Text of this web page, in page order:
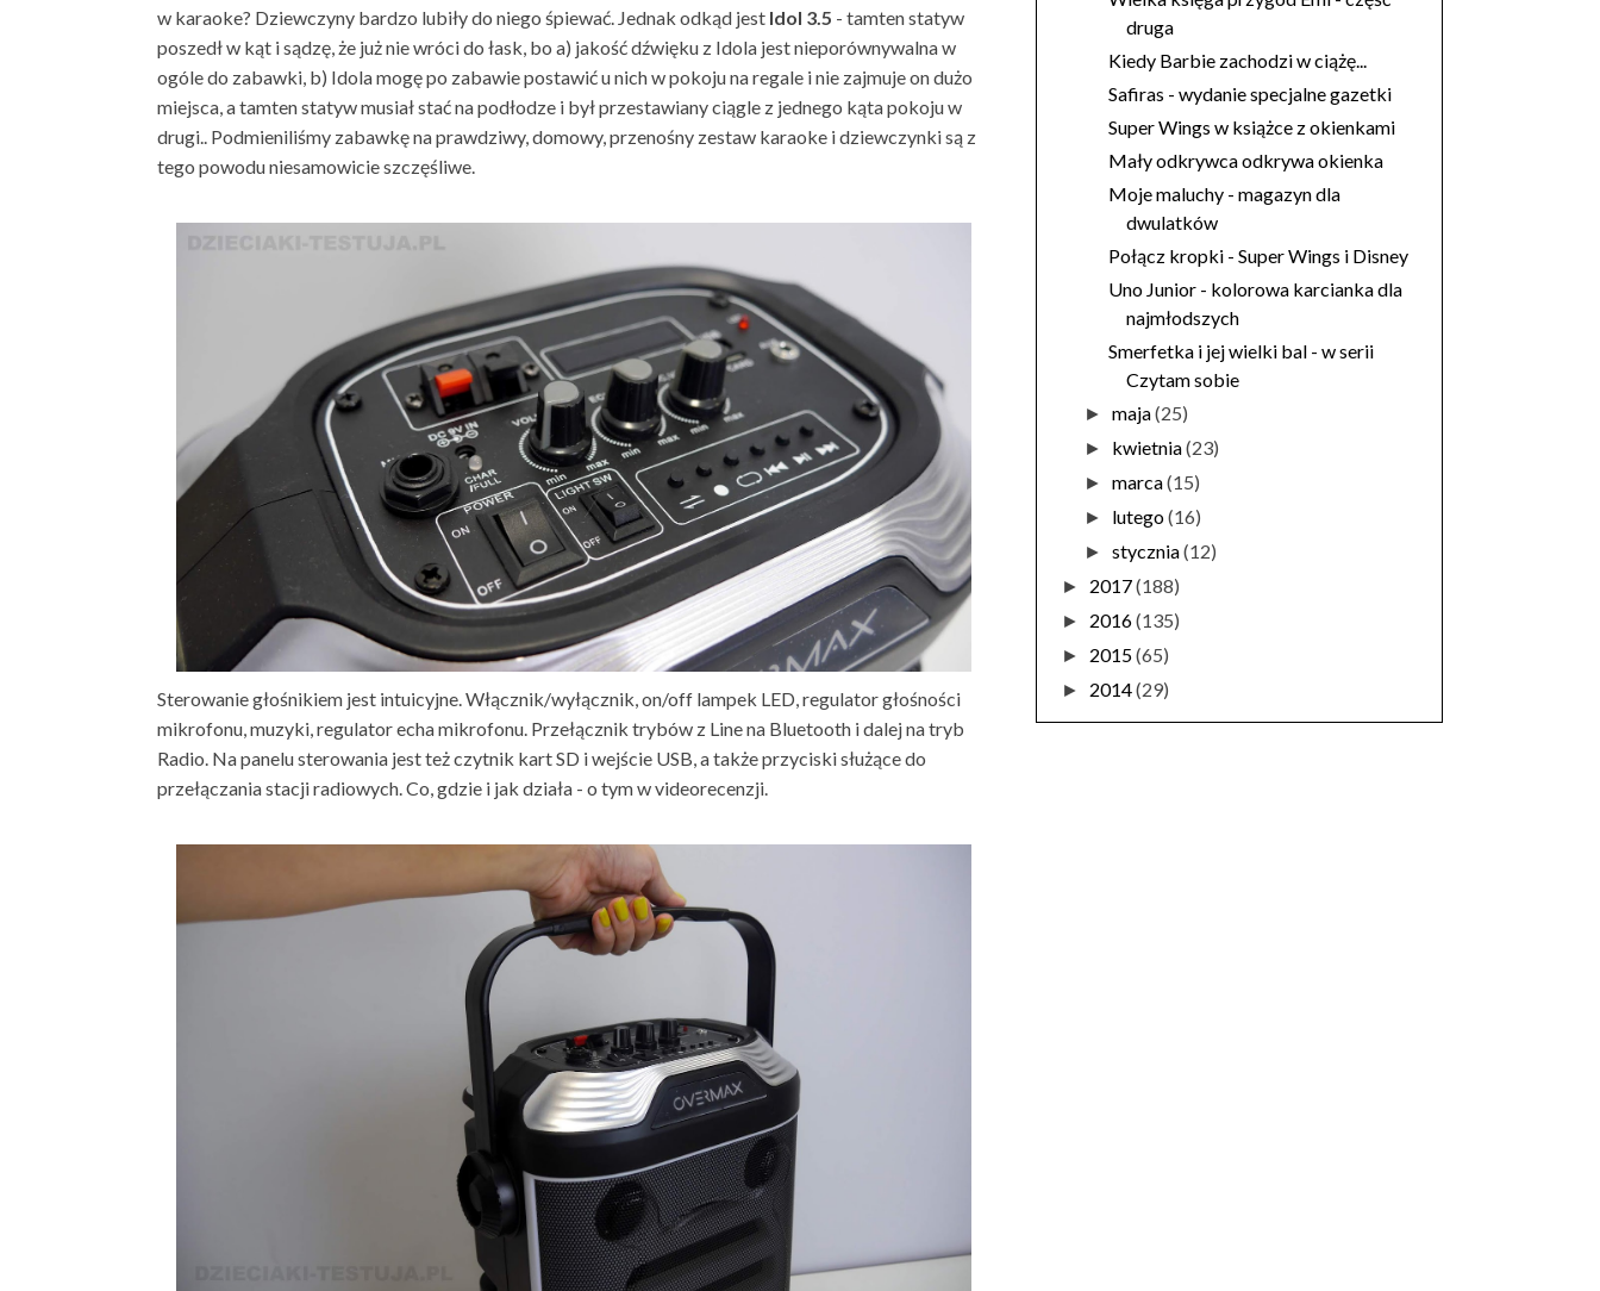
w karaoke? Dziewczyny bardzo lubiły do niego śpiewać. Jednak odkąd jest Idol 3.5 - tamten statyw
poszedł w kąt i sądzę, że już nie wróci do łask, bo a) jakość dźwięku z Idola jest nieporównywalna w
ogóle do zabawki, b) Idola mogę po zabawie postawić u nich w pokoju na regale i nie zajmuje on dużo
miejsca, a tamten statyw musiał stać na podłodze i był przestawiany ciągle z jednego kąta pokoju w
drugi.. Podmieniliśmy zabawkę na prawdziwy, domowy, przenośny zestaw karaoke i dziewczynki są z
tego powodu niesamowicie szczęśliwe.
Sterowanie głośnikiem jest intuicyjne. Włącznik/wyłącznik, on/off lampek LED, regulator głośności
mikrofonu, muzyki, regulator echa mikrofonu. Przełącznik trybów z Line na Bluetooth i dalej na tryb
Radio. Na panelu sterowania jest też czytnik kart SD i wejście USB, a także przyciski służące do
przełączania stacji radiowych. Co, gdzie i jak działa - o tym w videorecenzji.
druga
Kiedy Barbie zachodzi w ciążę...
Safiras - wydanie specjalne gazetki
Super Wings w książce z okienkami
Mały odkrywca odkrywa okienka
Moje maluchy - magazyn dla
dwulatków
Połącz kropki - Super Wings i Disney
Uno Junior - kolorowa karcianka dla
najmłodszych
Smerfetka i jej wielki bal - w serii
Czytam sobie
►maja(25)
► kwietnia(23)
►marca(15)
► lutego(16)
►stycznia(12)
► 2017(188)
► 2016(135)
► 2015(65)
► 2014(29)